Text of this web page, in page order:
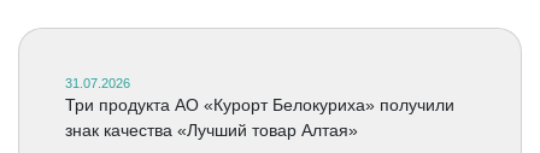
31.07.2026
Три продукта АО «Курорт Белокуриха» получили
знак качества «Лучший товар Алтая»